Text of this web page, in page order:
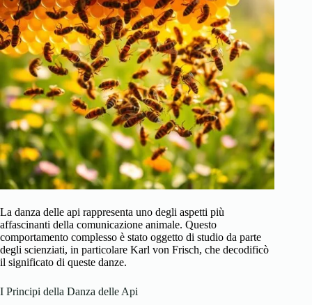
La danza delle api rappresenta uno degli aspetti più
affascinanti della comunicazione animale. Questo
comportamento complesso è stato oggetto di studio da parte
degli scienziati, in particolare Karl von Frisch, che decodificò
il significato di queste danze.
I Principi della Danza delle Api